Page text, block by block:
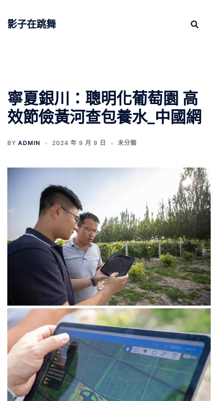
影子在跳舞
寧夏銀川：聰明化葡萄園 高
效節儉黃河查包養水_中國網
BY ADMIN 2024 年 9 月 9 日 未分類